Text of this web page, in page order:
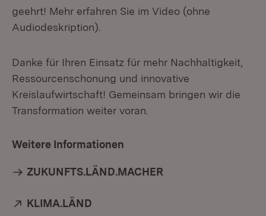
geehrt! Mehr erfahren Sie im Video (ohne
Audiodeskription).
Danke für Ihren Einsatz für mehr Nachhaltigkeit,
Ressourcenschonung und innovative
Kreislaufwirtschaft! Gemeinsam bringen wir die
Transformation weiter voran.
Weitere Informationen
ZUKUNFTS.LÄND.MACHER
Extern:
KLIMA.LÄND